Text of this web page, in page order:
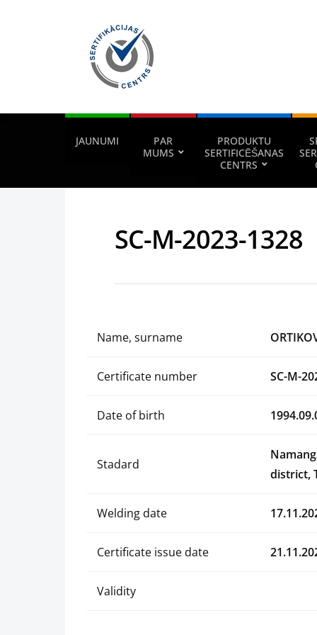
JAUNUMI
PAR
MUMS
PRODUKTU
SERTIFICĒŠANAS
CENTRS
SC-M-2023-1328
Name, surname
Certificate number SC-M-
Date of birth
Stadard
district,
Welding date
Certificate issue date
Validity